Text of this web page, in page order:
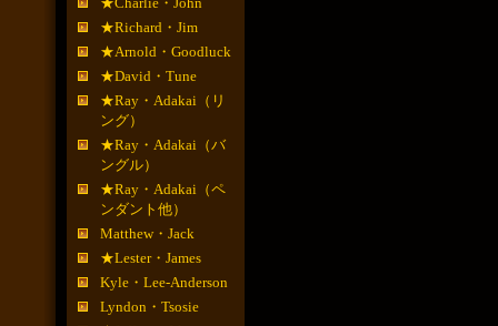
★Richard・Jim
★Arnold・Goodluck
★David・Tune
★Ray・Adakai（リ
ング）
★Ray・Adakai（バ
ングル）
★Ray・Adakai（ペ
ンダント他）
Matthew・Jack
★Lester・James
Kyle・Lee-Anderson
Lyndon・Tsosie